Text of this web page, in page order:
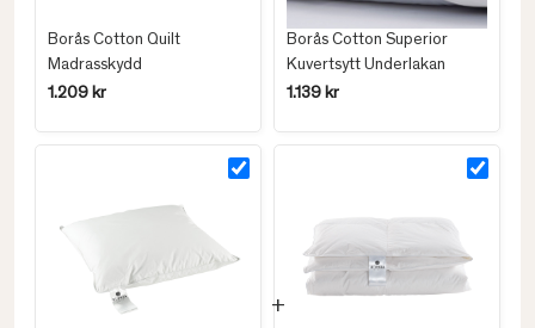
Borås Cotton Quilt
Madrasskydd
1.209 kr
Borås Cotton Superior
Kuvertsytt Underlakan
1.139 kr